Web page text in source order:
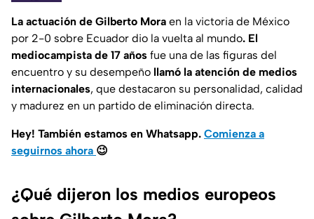
La actuación de Gilberto Mora en la victoria de México
por 2-0 sobre Ecuador dio la vuelta al mundo. El
mediocampista de 17 años fue una de las figuras del
encuentro y su desempeño llamó la atención de medios
internacionales, que destacaron su personalidad, calidad
y madurez en un partido de eliminación directa.
Hey! También estamos en Whatsapp. Comienza a
seguirnos ahora 😉
¿Qué dijeron los medios europeos